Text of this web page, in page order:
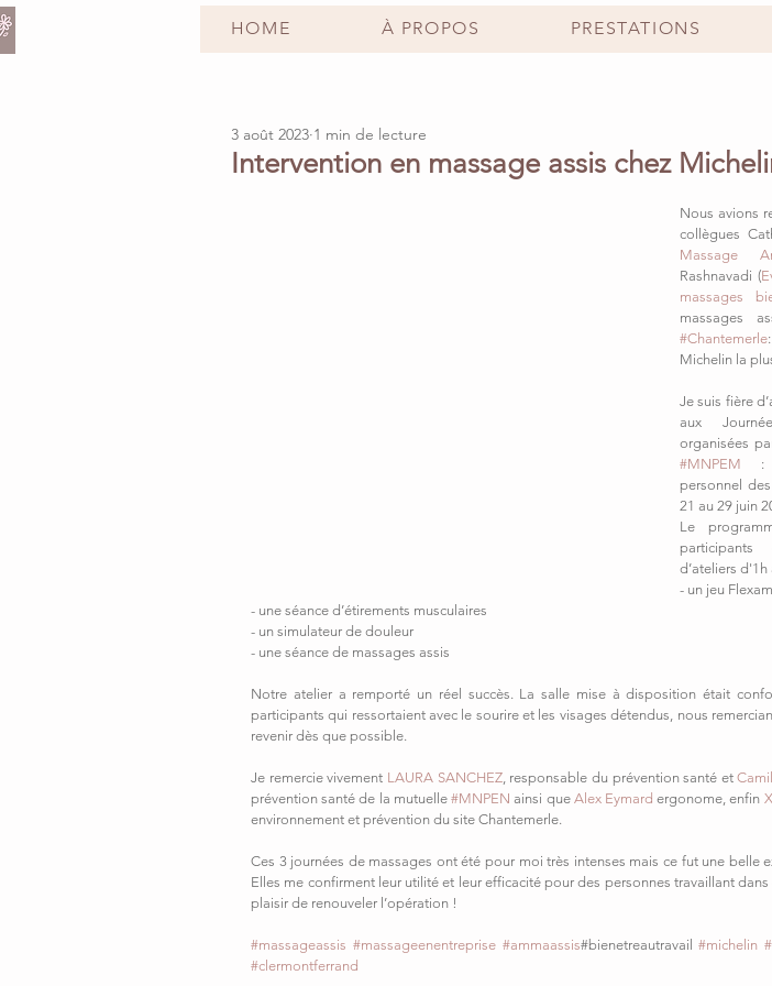
HOME À PROPOS PRESTATIONS
Intervention en massage assis chez
3 août 2023 1 min de lecture
Nous avions
collègues
Massage
Rashnavadi (
massages
massages
#Chantemerle
Michelin la
Je suis fière
aux
#MNPEM :
personnel
21 au 29 juin
Le
participants
d’ateliers d'1h
- un jeu
- une séance d’étirements musculaires
- un simulateur de douleur
- une séance de massages assis
Notre atelier a remporté un réel succès. La salle mise à disposition était
participants qui ressortaient avec le sourire et les visages détendus, nous
revenir dès que possible.
Je remercie vivement LAURA SANCHEZ, responsable du prévention santé et
prévention santé de la mutuelle #MNPEN ainsi que Alex Eymard ergonome, enfin
environnement et prévention du site Chantemerle.
Ces 3 journées de massages ont été pour moi très intenses mais ce fut une belle
Elles me confirment leur utilité et leur efficacité pour des personnes travaillant
plaisir de renouveler l’opération !
#massageassis #massageenentreprise #ammaassis#bienetreautravail #michelin
#clermontferrand